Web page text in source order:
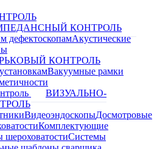
КОНТРОЛЬ
дефектоскопамАкустические
КОНТРОЛЬ
Вакуумные рамки
ВИЗУАЛЬНО-
ВидеоэндоскопыДосмотровые
Комплектующие
шероховатостиСистемы